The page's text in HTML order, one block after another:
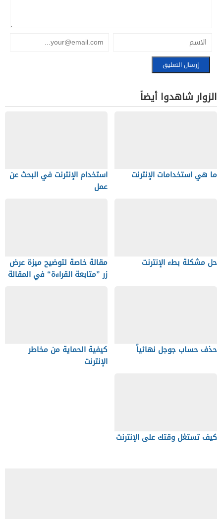
الزوار شاهدوا أيضاً
ما هي استخدامات الإنترنت
استخدام الإنترنت في البحث عن
عمل
حل مشكلة بطء الإنترنت
مقالة خاصة لتوضيح ميزة عرض
زر ”متابعة القراءة“ في المقالة
حذف حساب جوجل نهائياً
كيفية الحماية من مخاطر
الإنترنت
كيف تستغل وقتك على الإنترنت